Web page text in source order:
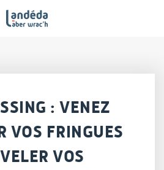
: VENEZ
VOS FRINGUES
VOS